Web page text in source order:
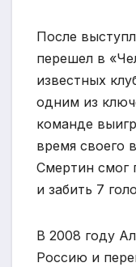
После
перешел в
известных
одним из
команде
время своего
Смертин смог
и забить 7
В 2008 году
Россию и